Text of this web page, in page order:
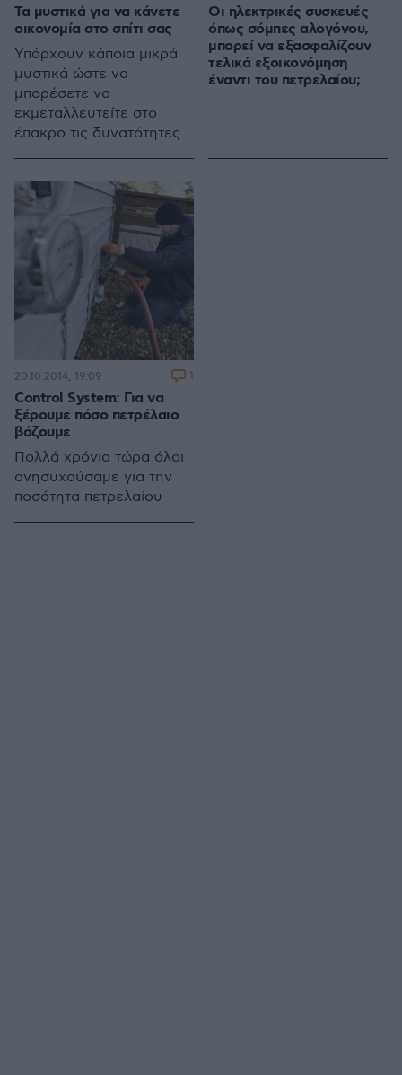
Τα μυστικά για να κάνετε
οικονομία στο σπίτι σας
Υπάρχουν κάποια μικρά
μυστικά ώστε να
μπορέσετε να
εκμεταλλευτείτε στο
έπακρο τις δυνατότητες
χωρίς έξοδα
Οι ηλεκτρικές συσκευές
όπως σόμπες αλογόνου,
μπορεί να εξασφαλίζουν
τελικά εξοικονόμηση
έναντι του πετρελαίου;
Control System: Για να
ξέρουμε πόσο πετρέλαιο
βάζουμε
Πολλά χρόνια τώρα όλοι
ανησυχούσαμε για την
ποσότητα πετρελαίου
20.10.2014, 19:09 1